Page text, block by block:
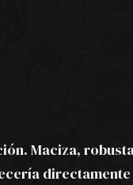
Maciza,
directamente